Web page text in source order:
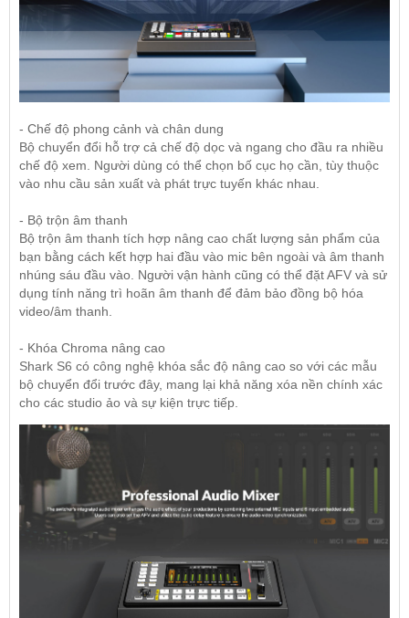
- Chế độ phong cảnh và chân dung
Bộ chuyển đổi hỗ trợ cả chế độ dọc và ngang cho đầu ra nhiều
chế độ xem. Người dùng có thể chọn bố cục họ cần, tùy thuộc
vào nhu cầu sản xuất và phát trực tuyến khác nhau.
- Bộ trộn âm thanh
Bộ trộn âm thanh tích hợp nâng cao chất lượng sản phẩm của
bạn bằng cách kết hợp hai đầu vào mic bên ngoài và âm thanh
nhúng sáu đầu vào. Người vận hành cũng có thể đặt AFV và sử
dụng tính năng trì hoãn âm thanh để đảm bảo đồng bộ hóa
video/âm thanh.
- Khóa Chroma nâng cao
Shark S6 có công nghệ khóa sắc độ nâng cao so với các mẫu
bộ chuyển đổi trước đây, mang lại khả năng xóa nền chính xác
cho các studio ảo và sự kiện trực tiếp.